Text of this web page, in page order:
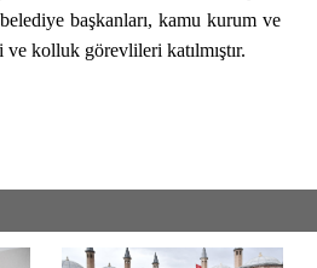
başkanları, kamu kurum ve
ve kolluk görevlileri katılmıştır.